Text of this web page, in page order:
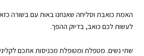
האמת כואבת וסליחה שאנחנו באות עם בשורה
לעשות לכם כואב, בדיוק ההפך.
שתי נשים. מטפלת ומטופלת מכניסות אתכם